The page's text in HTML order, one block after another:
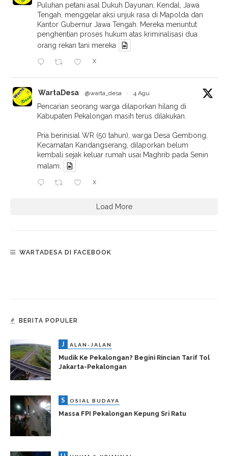
Puluhan petani asal Dukuh Dayunan, Kendal, Jawa
Tengah, menggelar aksi unjuk rasa di Mapolda dan
Kantor Gubernur Jawa Tengah. Mereka menuntut
penghentian proses hukum atas kriminalisasi dua
orang rekan tani mereka
X
WartaDesa @warta_desa · 4 Agu
Pencarian seorang warga dilaporkan hilang di
Kabupaten Pekalongan masih terus dilakukan.
Pria berinisial WR (50 tahun), warga Desa Gembong,
Kecamatan Kandangserang, dilaporkan belum
kembali sejak keluar rumah usai Maghrib pada Senin
malam.
X
Load More
WARTADESA DI FACEBOOK
BERITA POPULER
J ALAN-JALAN
Mudik Ke Pekalongan? Begini Rincian Tarif Tol
Jakarta-Pekalongan
S OSIAL BUDAYA
Massa FPI Pekalongan Kepung Sri Ratu